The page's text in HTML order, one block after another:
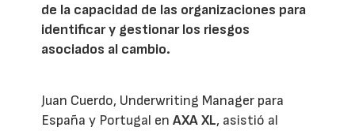
de la capacidad de las organizaciones para
identificar y gestionar los riesgos
asociados al cambio.
Juan Cuerdo, Underwriting Manager para
España y Portugal enAXA XL, asistió al